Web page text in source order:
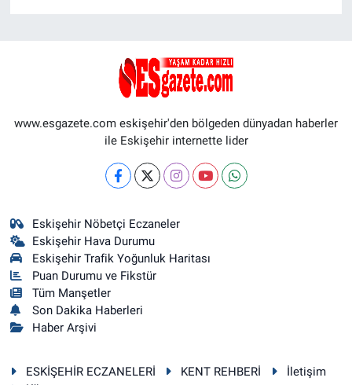
www.esgazete.com eskişehir'den bölgeden dünyadan haberler
ile Eskişehir internette lider
Eskişehir Nöbetçi Eczaneler
Eskişehir Hava Durumu
Eskişehir Trafik Yoğunluk Haritası
Puan Durumu ve Fikstür
Tüm Manşetler
Son Dakika Haberleri
Haber Arşivi
ESKİŞEHİR ECZANELERİ KENT REHBERİ
İletişim